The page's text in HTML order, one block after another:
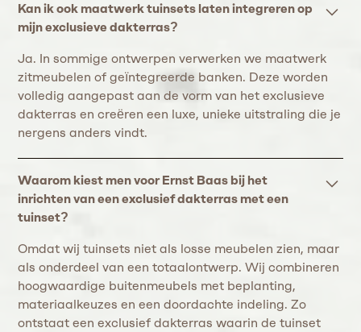
Kan ik ook maatwerk tuinsets laten integreren op
mijn exclusieve dakterras?
Ja. In sommige ontwerpen verwerken we maatwerk
zitmeubelen of geïntegreerde banken. Deze worden
volledig aangepast aan de vorm van het exclusieve
dakterras en creëren een luxe, unieke uitstraling die je
nergens anders vindt.
Waarom kiest men voor Ernst Baas bij het
inrichten van een exclusief dakterras met een
tuinset?
Omdat wij tuinsets niet als losse meubelen zien, maar
als onderdeel van een totaalontwerp. Wij combineren
hoogwaardige buitenmeubels met beplanting,
materiaalkeuzes en een doordachte indeling. Zo
ontstaat een exclusief dakterras waarin de tuinset